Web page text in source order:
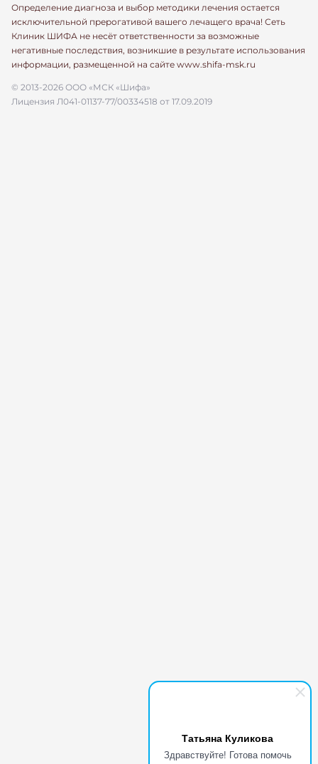
Татьяна Куликова
Здравствуйте! Готова помочь
Определение диагноза и выбор методики лечения остается
исключительной прерогативой вашего лечащего врача! Сеть
Клиник ШИФА не несёт ответственности за возможные
негативные последствия, возникшие в результате использования
информации, размещенной на сайте www.shifa-msk.ru
© 2013-2026 ООО «МСК «Шифа»
Лицензия Л041-01137-77/00334518 от 17.09.2019